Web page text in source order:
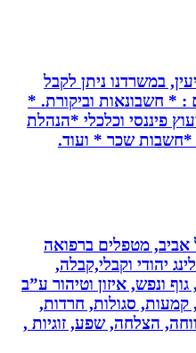
ניתן לקבל
וביקורת. *
וכלכלי *הנהלת
שכר * ועוד.
מטפלים ברפואה
וקבלי,קבלה,
איזון וטיהור ע”ב
סגולות, חרדות,
הצלחה, שפע, זוגיות ,